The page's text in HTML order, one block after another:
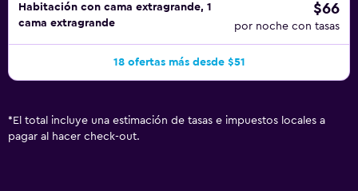
Habitación con cama extragrande, 1
cama extragrande
$66
por noche con tasas
18 ofertas más desde $51
* El total incluye una estimación de tasas e impuestos locales a
pagar al hacer check-out.